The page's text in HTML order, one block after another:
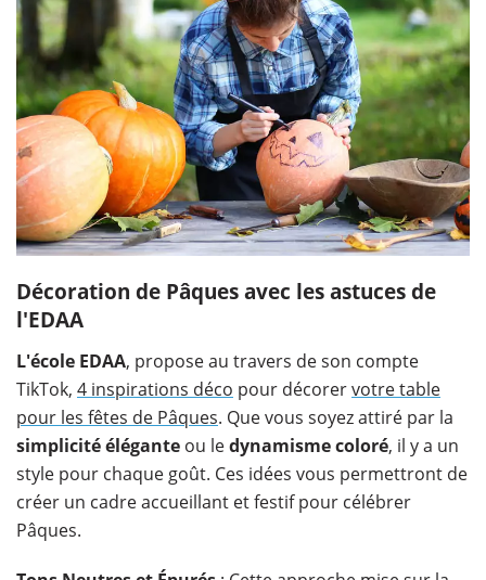
Décoration de Pâques avec les astuces de
l'EDAA
L'école EDAA, propose au travers de son compte
TikTok, 4 inspirations déco pour décorervotre table
pour les fêtes de Pâques. Que vous soyez attiré par la
simplicité élégante ou ledynamisme coloré, il y a un
style pour chaque goût. Ces idées vous permettront de
créer un cadre accueillant et festif pour célébrer
Pâques.